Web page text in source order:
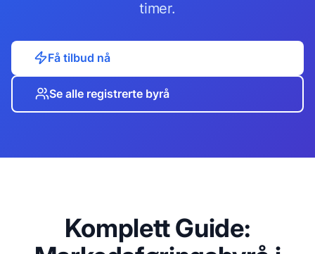
timer.
Få tilbud nå
Se alle registrerte byrå
Komplett Guide: